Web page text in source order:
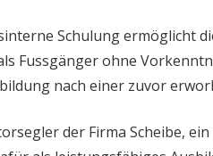
Schulung ermöglicht
Fussgänger ohne
nach einer zuvor
der Firma Scheibe, ein